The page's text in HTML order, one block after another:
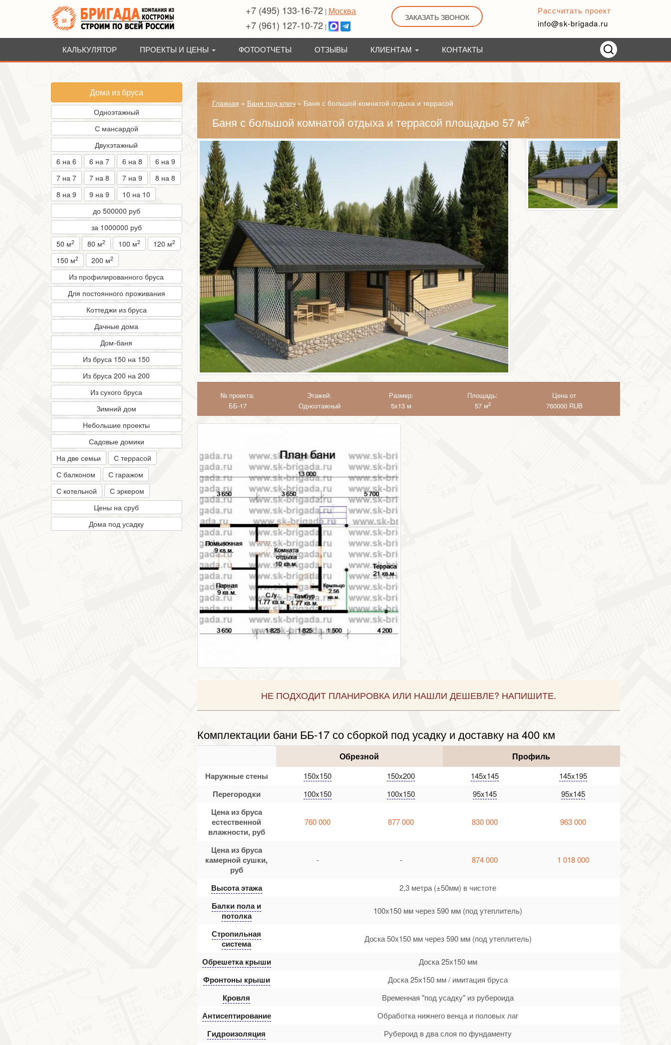
+7 (495) 133-16-72 | Москва
+7 (961) 127-10-72 |
ЗАКАЗАТЬ ЗВОНОК
Рассчитать проект
info@sk-brigada.ru
КАЛЬКУЛЯТОР ПРОЕКТЫ И ЦЕНЫ ФОТООТЧЕТЫ ОТЗЫВЫ КЛИЕНТАМ КОНТАКТЫ
Главная » Баня под ключ» Баня с большой комнатой отдыха и террасой
Баня с большой комнатой отдыха и террасой площадью 57 м2
№ проекта:
ББ-17
Этажей:
Одноэтажный
Размер:
5х13 м
Площадь:
57 м2
Цена от
760000 RUB
НЕ ПОДХОДИТ ПЛАНИРОВКА ИЛИ НАШЛИ ДЕШЕВЛЕ? НАПИШИТЕ.
Комплектации бани ББ-17 со сборкой под усадку и доставку на 400 км
Обрезной Профиль
Наружные стены 150x150 150x200 145x145 145x195
Перегородки 100x150 100x150 95x145 95x145
Цена из бруса
естественной
влажности, руб
760 000 877 000 830 000 963 000
Цена из бруса
камерной сушки,
руб
- - 874 000 1 018 000
Высота этажа 2,3 метра (±50мм) в чистоте
Балки пола и
потолка
100х150 мм через 590 мм (под утеплитель)
Стропильная
система
Доска 50х150 мм через 590 мм (под утеплитель)
Обрешетка крыши Доска 25х150 мм
Фронтоны крыши Доска 25х150 мм / имитация бруса
Кровля Временная "под усадку" из рубероида
Антисептирование Обработка нижнего венца и половых лаг
Гидроизоляция Рубероид в два слоя по фундаменту
Дома из бруса
Одноэтажный
С мансардой
Двухэтажный
6 на 6
6 на 7 6 на 8
6 на 9
7 на 7
7 на 8 7 на 9
8 на 8
8 на 9
9 на 9
10 на 10
до 500000 руб
за 1000000 руб
50 м2 80 м2 100 м2 120 м2
150 м2 200 м2
Из профилированного бруса
Для постоянного проживания
Коттеджи из бруса
Дачные дома
Дом-баня
Из бруса 150 на 150
Из бруса 200 на 200
Из сухого бруса
Зимний дом
Небольшие проекты
Садовые домики
На две семьи
С террасой
С балконом
С гаражом
С котельной
С эркером
Цены на сруб
Дома под усадку